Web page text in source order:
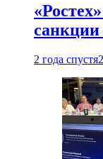
2 года спустя